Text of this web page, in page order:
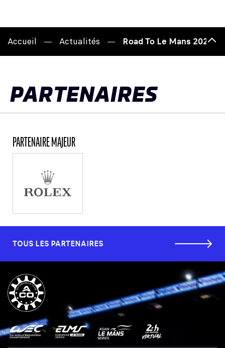
Accueil Actualités Road To Le Mans 2026 :
de
PARTENAIRES
PARTENAIRE MAJEUR
TOUS LES PARTENAIRES